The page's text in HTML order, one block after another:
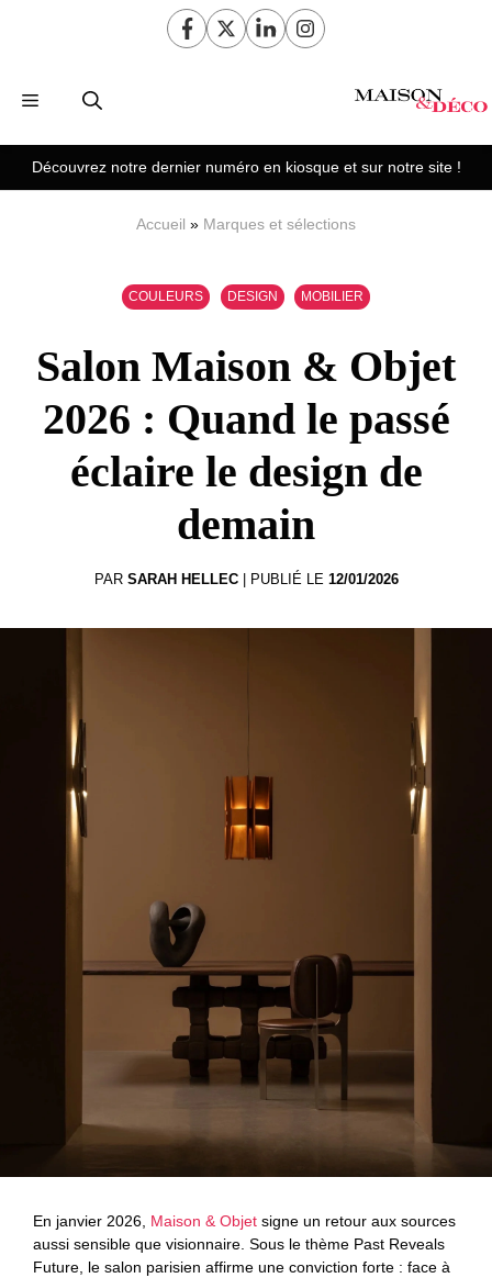
Menu
Découvrez notre dernier numéro en kiosque et sur notre site !
Accueil » Marques et sélections
COULEURS DESIGN MOBILIER
Salon Maison & Objet
2026 : Quand le passé
éclaire le design de
demain
PAR SARAH HELLEC| PUBLIÉ LE 12/01/2026
En janvier 2026, Maison & Objet signe un retour aux sources
aussi sensible que visionnaire. Sous le thème Past Reveals
Future, le salon parisien affirme une conviction forte : face à